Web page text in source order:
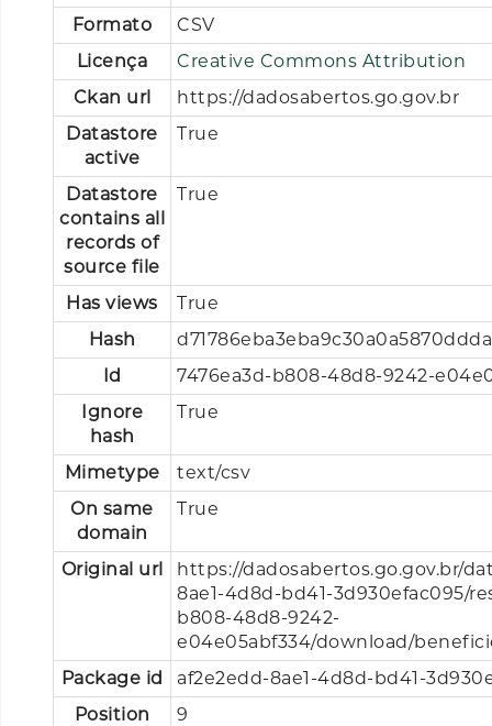
Formato
CSV
Licença
Creative Commons Attribution
Ckan url
https://dadosabertos.go.gov.br
Datastore
active
True
Datastore
contains all
records of
source file
True
Has views
True
Hash
Id
7476ea3d-b808-48d8-9242-
Ignore
hash
True
Mimetype
text/csv
On same
domain
True
Original url
https://dadosabertos.go.gov.br/
8ae1-4d8d-bd41-3d930efac095/
b808-48d8-9242-
e04e05abf334/download/
Package id
af2e2edd-8ae1-4d8d-bd41-
Position
9